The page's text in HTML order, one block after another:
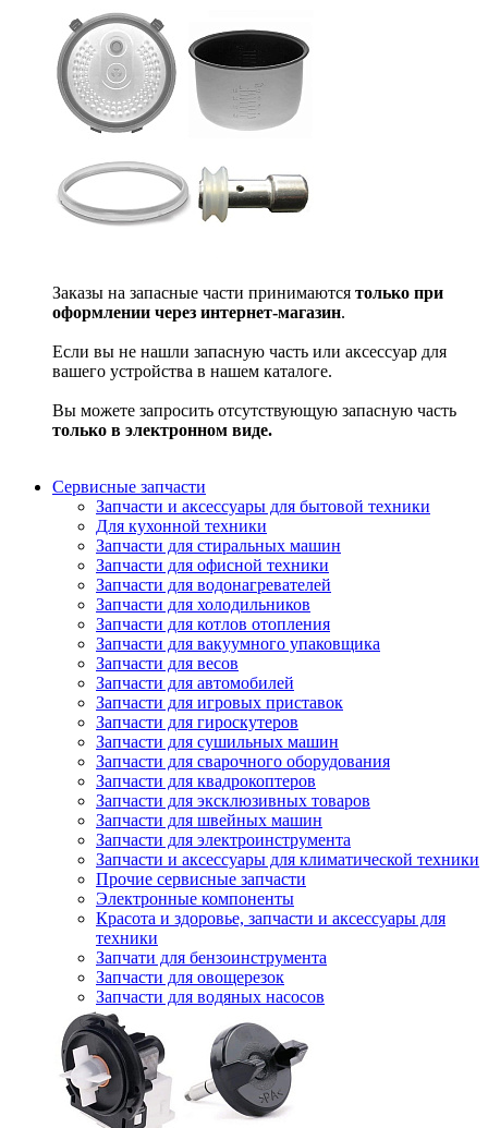
Заказы на запасные части принимаются только при
оформлении через интернет-магазин.
Если вы не нашли запасную часть или аксессуар для
вашего устройства в нашем каталоге.
Вы можете запросить отсутствующую запасную часть
только в электронном виде.
Сервисные запчасти
Запчасти и аксессуары для бытовой техники
Для кухонной техники
Запчасти для стиральных машин
Запчасти для офисной техники
Запчасти для водонагревателей
Запчасти для холодильников
Запчасти для котлов отопления
Запчасти для вакуумного упаковщика
Запчасти для весов
Запчасти для автомобилей
Запчасти для игровых приставок
Запчасти для гироскутеров
Запчасти для сушильных машин
Запчасти для сварочного оборудования
Запчасти для квадрокоптеров
Запчасти для эксклюзивных товаров
Запчасти для швейных машин
Запчасти для электроинструмента
Запчасти и аксессуары для климатической техники
Прочие сервисные запчасти
Электронные компоненты
Красота и здоровье, запчасти и аксессуары для
техники
Запчати для бензоинструмента
Запчасти для овощерезок
Запчасти для водяных насосов